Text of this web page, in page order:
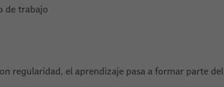
de trabajo
regularidad, el aprendizaje pasa a formar parte del